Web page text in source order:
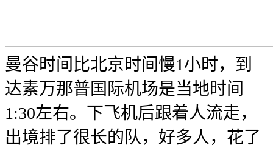
曼谷时间比北京时间慢1小时，到
达素万那普国际机场是当地时间
1:30左右。下飞机后跟着人流走，
出境排了很长的队，好多人，花了